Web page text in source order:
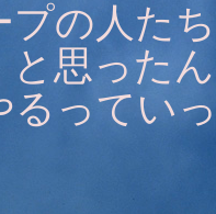
プの人た
と思った
るってい